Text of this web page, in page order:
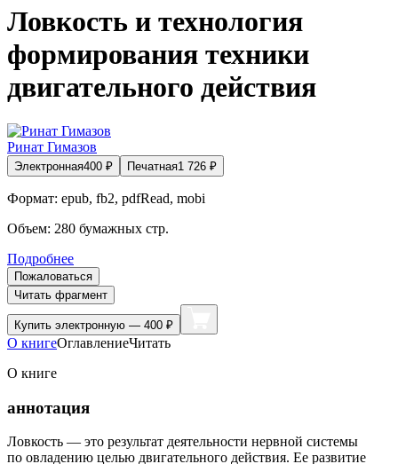
Ловкость и технология
формирования техники
двигательного действия
Ринат Гимазов
Электронная400 ₽ Печатная1 726 ₽
Формат: epub, fb2, pdfRead, mobi
Объем: 280 бумажных стр.
Подробнее
Пожаловаться
Читать фрагмент
Купить электронную — 400 ₽
О книгеОглавлениеЧитать
О книге
аннотация
Ловкость — это результат деятельности нервной системы
по овладению целью двигательного действия. Ее развитие